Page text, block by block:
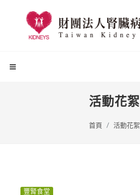
活動花絮
首頁 活動花絮
豐腎食堂